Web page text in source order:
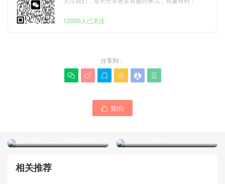
12000人已关注
分享到：
     
 贊(0)
相关推荐